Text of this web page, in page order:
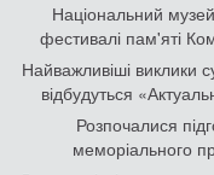
Національний музей
фестивалі пам'яті
Найважливіші виклики
відбудуться
Розпочалися
меморіального